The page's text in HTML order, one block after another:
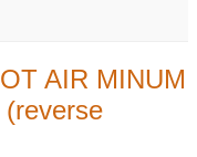
AIR MINUM